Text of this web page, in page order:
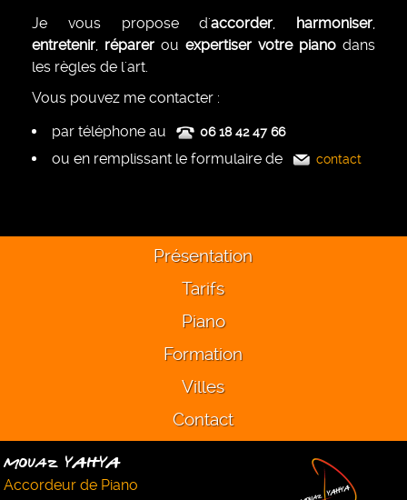
Je vous propose d'accorder, harmoniser,
entretenir, réparer ou expertiser votre piano dans
les règles de l'art.
Vous pouvez me contacter :
par téléphone au
06 18 42 47 66
ou en remplissant le formulaire de contact
Présentation
Tarifs
Piano
Formation
Villes
Contact
Mouaz YAHYA
Accordeur de Piano